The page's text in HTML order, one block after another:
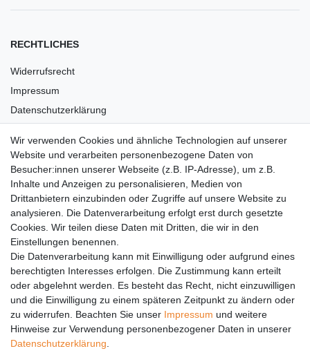
RECHTLICHES
Widerrufsrecht
Impressum
Datenschutzerklärung
Versandkosten
Barrierefreiheit
Anleitungen
Vertrag widerrufen
PARTNER
DHL
GLS
PaketPLUS
SPONSORING
Wir verwenden Cookies und ähnliche Technologien auf unserer
Website und verarbeiten personenbezogene Daten von
Besucher:innen unserer Webseite (z.B. IP-Adresse), um z.B.
Inhalte und Anzeigen zu personalisieren, Medien von
Drittanbietern einzubinden oder Zugriffe auf unsere Website zu
analysieren. Die Datenverarbeitung erfolgt erst durch gesetzte
Cookies. Wir teilen diese Daten mit Dritten, die wir in den
Einstellungen benennen.
Die Datenverarbeitung kann mit Einwilligung oder aufgrund eines
berechtigten Interesses erfolgen. Die Zustimmung kann erteilt
oder abgelehnt werden. Es besteht das Recht, nicht einzuwilligen
und die Einwilligung zu einem späteren Zeitpunkt zu ändern oder
zu widerrufen. Beachten Sie unser Impressum und weitere
Hinweise zur Verwendung personenbezogener Daten in unserer
Daten­schutz­erklärung